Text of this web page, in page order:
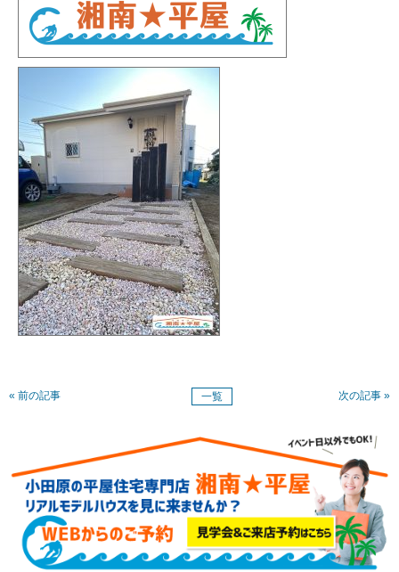
« 前の記事 一覧 次の記事 »